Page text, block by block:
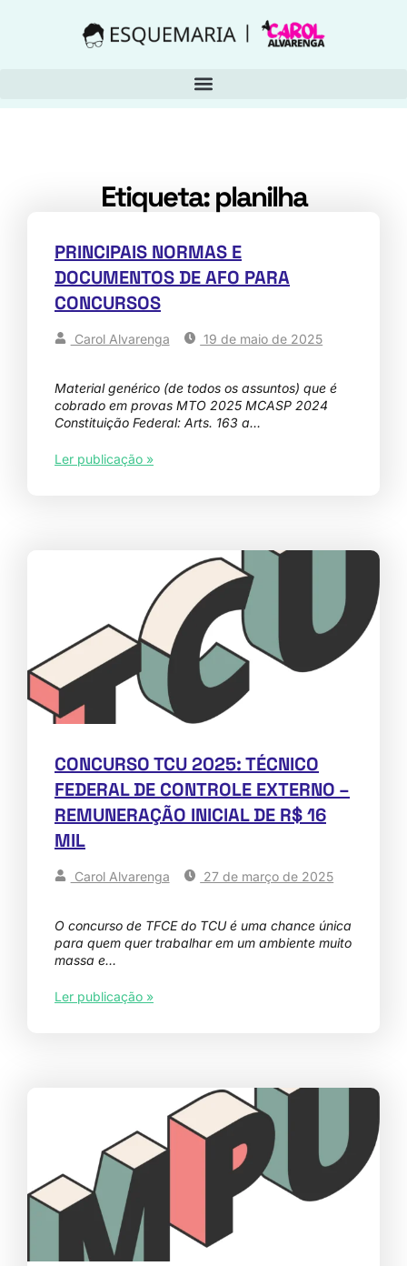
Etiqueta: planilha
PRINCIPAIS NORMAS E
DOCUMENTOS DE AFO PARA
CONCURSOS
Carol Alvarenga 19 de maio de 2025
Material genérico (de todos os assuntos) que é
cobrado em provas MTO 2025 MCASP 2024
Constituição Federal: Arts. 163 a…
Ler publicação »
CONCURSO TCU 2025: TÉCNICO
FEDERAL DE CONTROLE EXTERNO –
REMUNERAÇÃO INICIAL DE R$ 16
MIL
Carol Alvarenga 27 de março de 2025
O concurso de TFCE do TCU é uma chance única
para quem quer trabalhar em um ambiente muito
massa e…
Ler publicação »